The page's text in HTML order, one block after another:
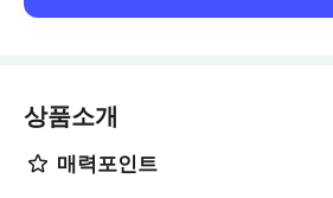
상품소개
매력포인트